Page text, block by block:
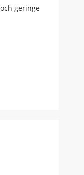
geringe